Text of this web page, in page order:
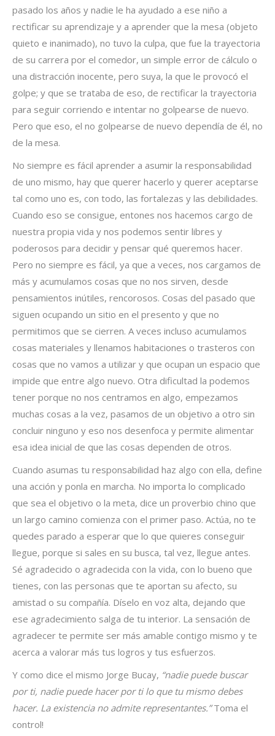
pasado los años y nadie le ha ayudado a ese niño a
rectificar su aprendizaje y a aprender que la mesa (objeto
quieto e inanimado), no tuvo la culpa, que fue la trayectoria
de su carrera por el comedor, un simple error de cálculo o
una distracción inocente, pero suya, la que le provocó el
golpe; y que se trataba de eso, de rectificar la trayectoria
para seguir corriendo e intentar no golpearse de nuevo.
Pero que eso, el no golpearse de nuevo dependía de él, no
de la mesa.
No siempre es fácil aprender a asumir la responsabilidad
de uno mismo, hay que querer hacerlo y querer aceptarse
tal como uno es, con todo, las fortalezas y las debilidades.
Cuando eso se consigue, entones nos hacemos cargo de
nuestra propia vida y nos podemos sentir libres y
poderosos para decidir y pensar qué queremos hacer.
Pero no siempre es fácil, ya que a veces, nos cargamos de
más y acumulamos cosas que no nos sirven, desde
pensamientos inútiles, rencorosos. Cosas del pasado que
siguen ocupando un sitio en el presento y que no
permitimos que se cierren. A veces incluso acumulamos
cosas materiales y llenamos habitaciones o trasteros con
cosas que no vamos a utilizar y que ocupan un espacio que
impide que entre algo nuevo. Otra dificultad la podemos
tener porque no nos centramos en algo, empezamos
muchas cosas a la vez, pasamos de un objetivo a otro sin
concluir ninguno y eso nos desenfoca y permite alimentar
esa idea inicial de que las cosas dependen de otros.
Cuando asumas tu responsabilidad haz algo con ella, define
una acción y ponla en marcha. No importa lo complicado
que sea el objetivo o la meta, dice un proverbio chino que
un largo camino comienza con el primer paso. Actúa, no te
quedes parado a esperar que lo que quieres conseguir
llegue, porque si sales en su busca, tal vez, llegue antes.
Sé agradecido o agradecida con la vida, con lo bueno que
tienes, con las personas que te aportan su afecto, su
amistad o su compañía. Díselo en voz alta, dejando que
ese agradecimiento salga de tu interior. La sensación de
agradecer te permite ser más amable contigo mismo y te
acerca a valorar más tus logros y tus esfuerzos.
Y como dice el mismo Jorge Bucay, “nadie puede buscar
por ti, nadie puede hacer por ti lo que tu mismo debes
hacer. La existencia no admite representantes.”Toma el
control!